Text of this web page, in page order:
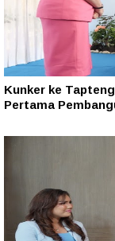
Kunker ke
Pertama